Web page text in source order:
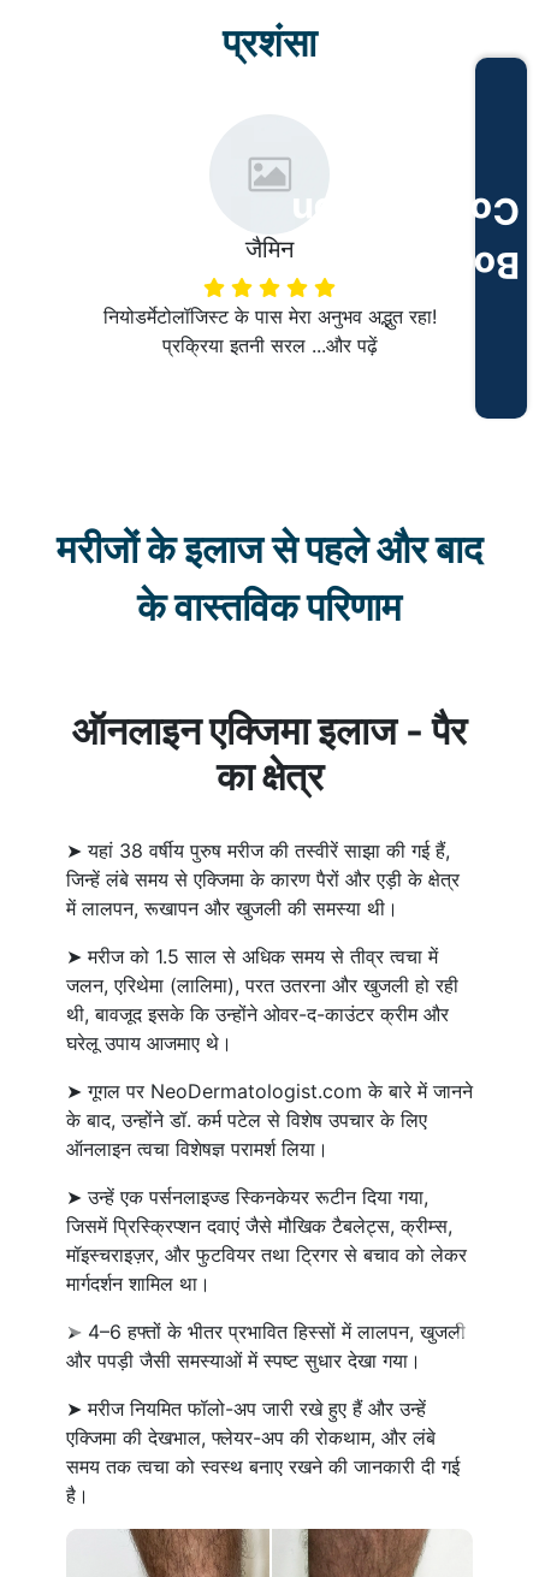
प्रशंसा
जैमिन
नियोडर्मेटोलॉजिस्ट के पास मेरा अनुभव अद्भुत रहा!
प्रक्रिया इतनी सरल ...और पढ़ें
मरीजों के इलाज से पहले और बाद
के वास्तविक परिणाम
ऑनलाइन एक्जिमा इलाज - पैर
का क्षेत्र
➤ यहां 38 वर्षीय पुरुष मरीज की तस्वीरें साझा की गई हैं,
जिन्हें लंबे समय से एक्जिमा के कारण पैरों और एड़ी के क्षेत्र
में लालपन, रूखापन और खुजली की समस्या थी।
➤ मरीज को 1.5 साल से अधिक समय से तीव्र त्वचा में
जलन, एरिथेमा (लालिमा), परत उतरना और खुजली हो रही
थी, बावजूद इसके कि उन्होंने ओवर-द-काउंटर क्रीम और
घरेलू उपाय आजमाए थे।
➤ गूगल पर NeoDermatologist.com के बारे में जानने
के बाद, उन्होंने डॉ. कर्म पटेल से विशेष उपचार के लिए
ऑनलाइन त्वचा विशेषज्ञ परामर्श लिया।
➤ उन्हें एक पर्सनलाइज्ड स्किनकेयर रूटीन दिया गया,
जिसमें प्रिस्क्रिप्शन दवाएं जैसे मौखिक टैबलेट्स, क्रीम्स,
मॉइस्चराइज़र, और फुटवियर तथा ट्रिगर से बचाव को लेकर
मार्गदर्शन शामिल था।
➤ 4–6 हफ्तों के भीतर प्रभावित हिस्सों में लालपन, खुजली
और पपड़ी जैसी समस्याओं में स्पष्ट सुधार देखा गया।
➤ मरीज नियमित फॉलो-अप जारी रखे हुए हैं और उन्हें
एक्जिमा की देखभाल, फ्लेयर-अप की रोकथाम, और लंबे
समय तक त्वचा को स्वस्थ बनाए रखने की जानकारी दी गई
है।
Previous Next
Book
Consultation